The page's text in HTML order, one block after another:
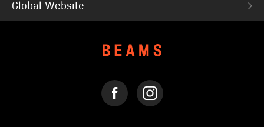
Global Website